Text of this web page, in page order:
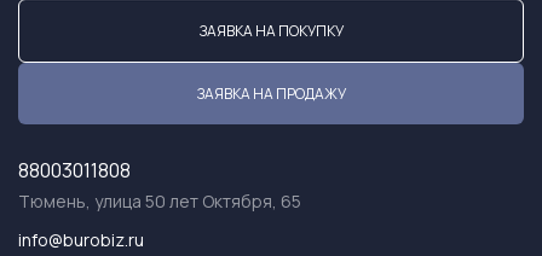
ЗАЯВКА НА ПОКУПКУ
ЗАЯВКА НА ПРОДАЖУ
88003011808
Тюмень, улица 50 лет Октября, 65
info@burobiz.ru